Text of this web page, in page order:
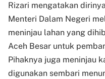
Rizari mengatakan
Menteri Dalam Negeri
meninjau lahan yang
Aceh Besar untuk
Pihaknya juga meninjau
digunakan sembari